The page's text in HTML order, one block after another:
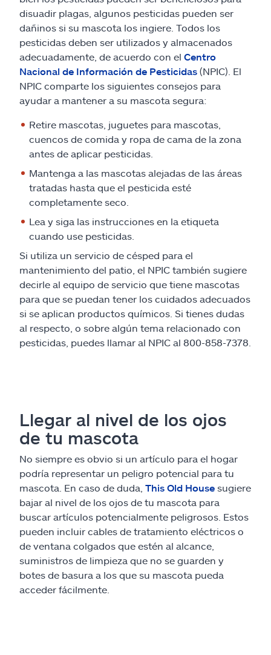
disuadir plagas, algunos pesticidas pueden ser
dañinos si su mascota los ingiere. Todos los
pesticidas deben ser utilizados y almacenados
adecuadamente, de acuerdo con el Centro
Nacional de Información de Pesticidas (NPIC). El
NPIC comparte los siguientes consejos para
ayudar a mantener a su mascota segura:
Retire mascotas, juguetes para mascotas,
cuencos de comida y ropa de cama de la zona
antes de aplicar pesticidas.
Mantenga a las mascotas alejadas de las áreas
tratadas hasta que el pesticida esté
completamente seco.
Lea y siga las instrucciones en la etiqueta
cuando use pesticidas.
Si utiliza un servicio de césped para el
mantenimiento del patio, el NPIC también sugiere
decirle al equipo de servicio que tiene mascotas
para que se puedan tener los cuidados adecuados
si se aplican productos químicos. Si tienes dudas
al respecto, o sobre algún tema relacionado con
pesticidas, puedes llamar al NPIC al 800-858-7378.
Llegar al nivel de los ojos
de tu mascota
No siempre es obvio si un artículo para el hogar
podría representar un peligro potencial para tu
mascota. En caso de duda, This Old House sugiere
bajar al nivel de los ojos de tu mascota para
buscar artículos potencialmente peligrosos. Estos
pueden incluir cables de tratamiento eléctricos o
de ventana colgados que estén al alcance,
suministros de limpieza que no se guarden y
botes de basura a los que su mascota pueda
acceder fácilmente.